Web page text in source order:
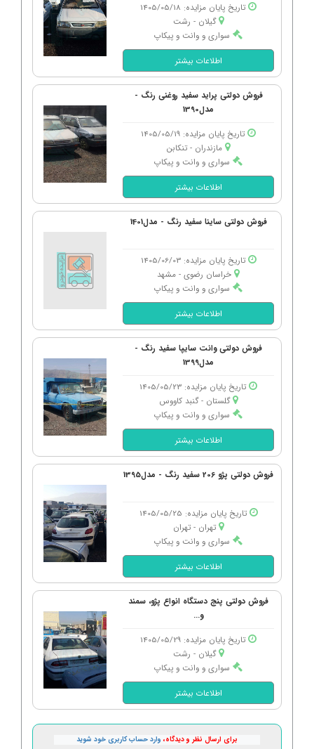
تاریخ پایان مزایده: 1405/05/18
گیلان - رشت
سواری و وانت و پیکاپ
اطلاعات بیشتر
فروش دولتی پراید سفید روغنی رنگ -
مدل1390
تاریخ پایان مزایده: 1405/05/19
مازندران - تنكابن
سواری و وانت و پیکاپ
اطلاعات بیشتر
فروش دولتی ساینا سفید رنگ - مدل1401
تاریخ پایان مزایده: 1405/06/03
خراسان رضوی - مشهد
سواری و وانت و پیکاپ
اطلاعات بیشتر
فروش دولتی وانت سایپا سفید رنگ -
مدل1399
تاریخ پایان مزایده: 1405/05/23
گلستان - گنبد كاووس
سواری و وانت و پیکاپ
اطلاعات بیشتر
فروش دولتی پژو 206 سفید رنگ - مدل1395
تاریخ پایان مزایده: 1405/05/25
تهران - تهران
سواری و وانت و پیکاپ
اطلاعات بیشتر
فروش دولتی پنج دستگاه انواع پژو، سمند
و...
تاریخ پایان مزایده: 1405/05/29
گیلان - رشت
سواری و وانت و پیکاپ
اطلاعات بیشتر
برای ارسال نظر و دیدگاه، وارد حساب کاربری خود شوید